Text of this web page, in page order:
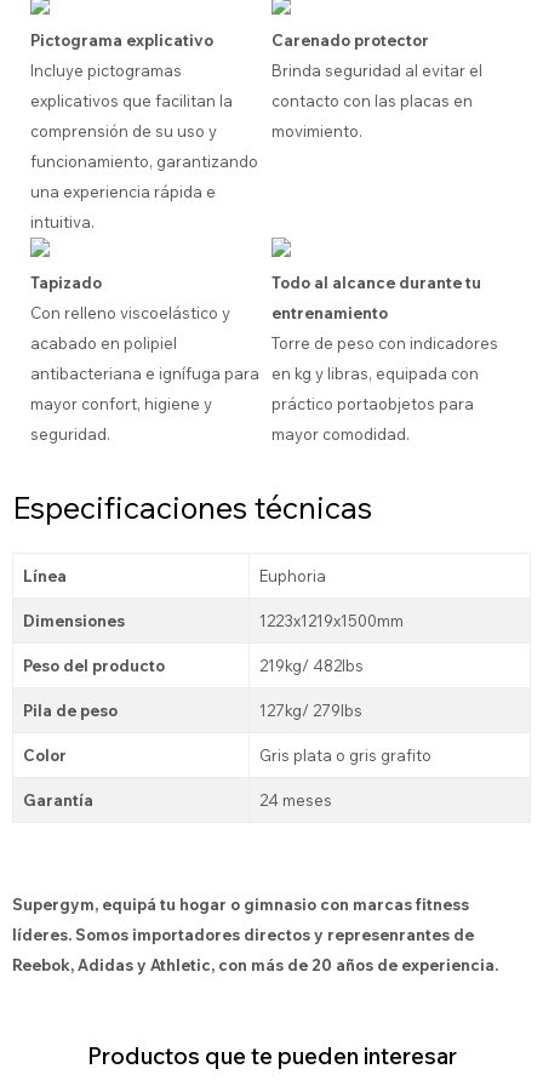
Pictograma explicativo
Incluye pictogramas
explicativos que facilitan la
comprensión de su uso y
funcionamiento, garantizando
una experiencia rápida e
intuitiva.
Carenado protector
Brinda seguridad al evitar el
contacto con las placas en
movimiento.
Tapizado
Con relleno viscoelástico y
acabado en polipiel
antibacteriana e ignífuga para
mayor confort, higiene y
seguridad.
Todo al alcance durante tu
entrenamiento
Torre de peso con indicadores
en kg y libras, equipada con
práctico portaobjetos para
mayor comodidad.
Especificaciones técnicas
Línea Euphoria
Dimensiones 1223x1219x1500mm
Peso del producto 219kg/ 482lbs
Pila de peso 127kg/ 279lbs
Color Gris plata o gris grafito
Garantía 24 meses
Supergym, equipá tu hogar o gimnasio con marcas fitness
líderes. Somos importadores directos y represenrantes de
Reebok, Adidas y Athletic, con más de 20 años de experiencia.
Productos que te pueden interesar